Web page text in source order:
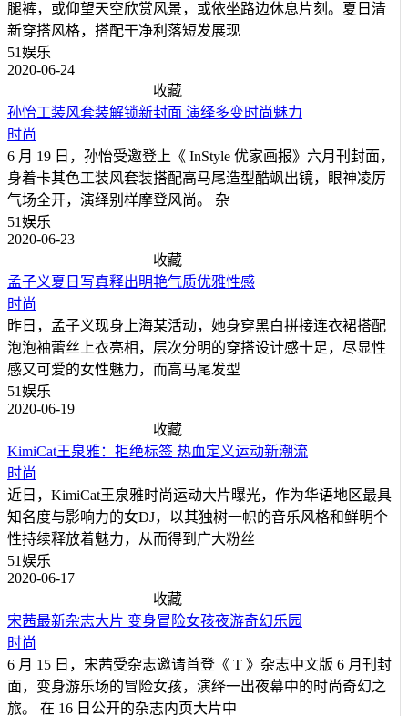
腿裤，或仰望天空欣赏风景，或依坐路边休息片刻。夏日清
新穿搭风格，搭配干净利落短发展现
51娱乐
2020-06-24
收藏
孙怡工装风套装解锁新封面 演绎多变时尚魅力
时尚
6 月 19 日，孙怡受邀登上《 InStyle 优家画报》六月刊封面，
身着卡其色工装风套装搭配高马尾造型酷飒出镜，眼神凌厉
气场全开，演绎别样摩登风尚。 杂
51娱乐
2020-06-23
收藏
孟子义夏日写真释出明艳气质优雅性感
时尚
昨日，孟子义现身上海某活动，她身穿黑白拼接连衣裙搭配
泡泡袖蕾丝上衣亮相，层次分明的穿搭设计感十足，尽显性
感又可爱的女性魅力，而高马尾发型
51娱乐
2020-06-19
收藏
KimiCat王泉雅：拒绝标签 热血定义运动新潮流
时尚
近日，KimiCat王泉雅时尚运动大片曝光，作为华语地区最具
知名度与影响力的女DJ，以其独树一帜的音乐风格和鲜明个
性持续释放着魅力，从而得到广大粉丝
51娱乐
2020-06-17
收藏
宋茜最新杂志大片 变身冒险女孩夜游奇幻乐园
时尚
6 月 15 日，宋茜受杂志邀请首登《 T 》杂志中文版 6 月刊封
面，变身游乐场的冒险女孩，演绎一出夜幕中的时尚奇幻之
旅。 在 16 日公开的杂志内页大片中